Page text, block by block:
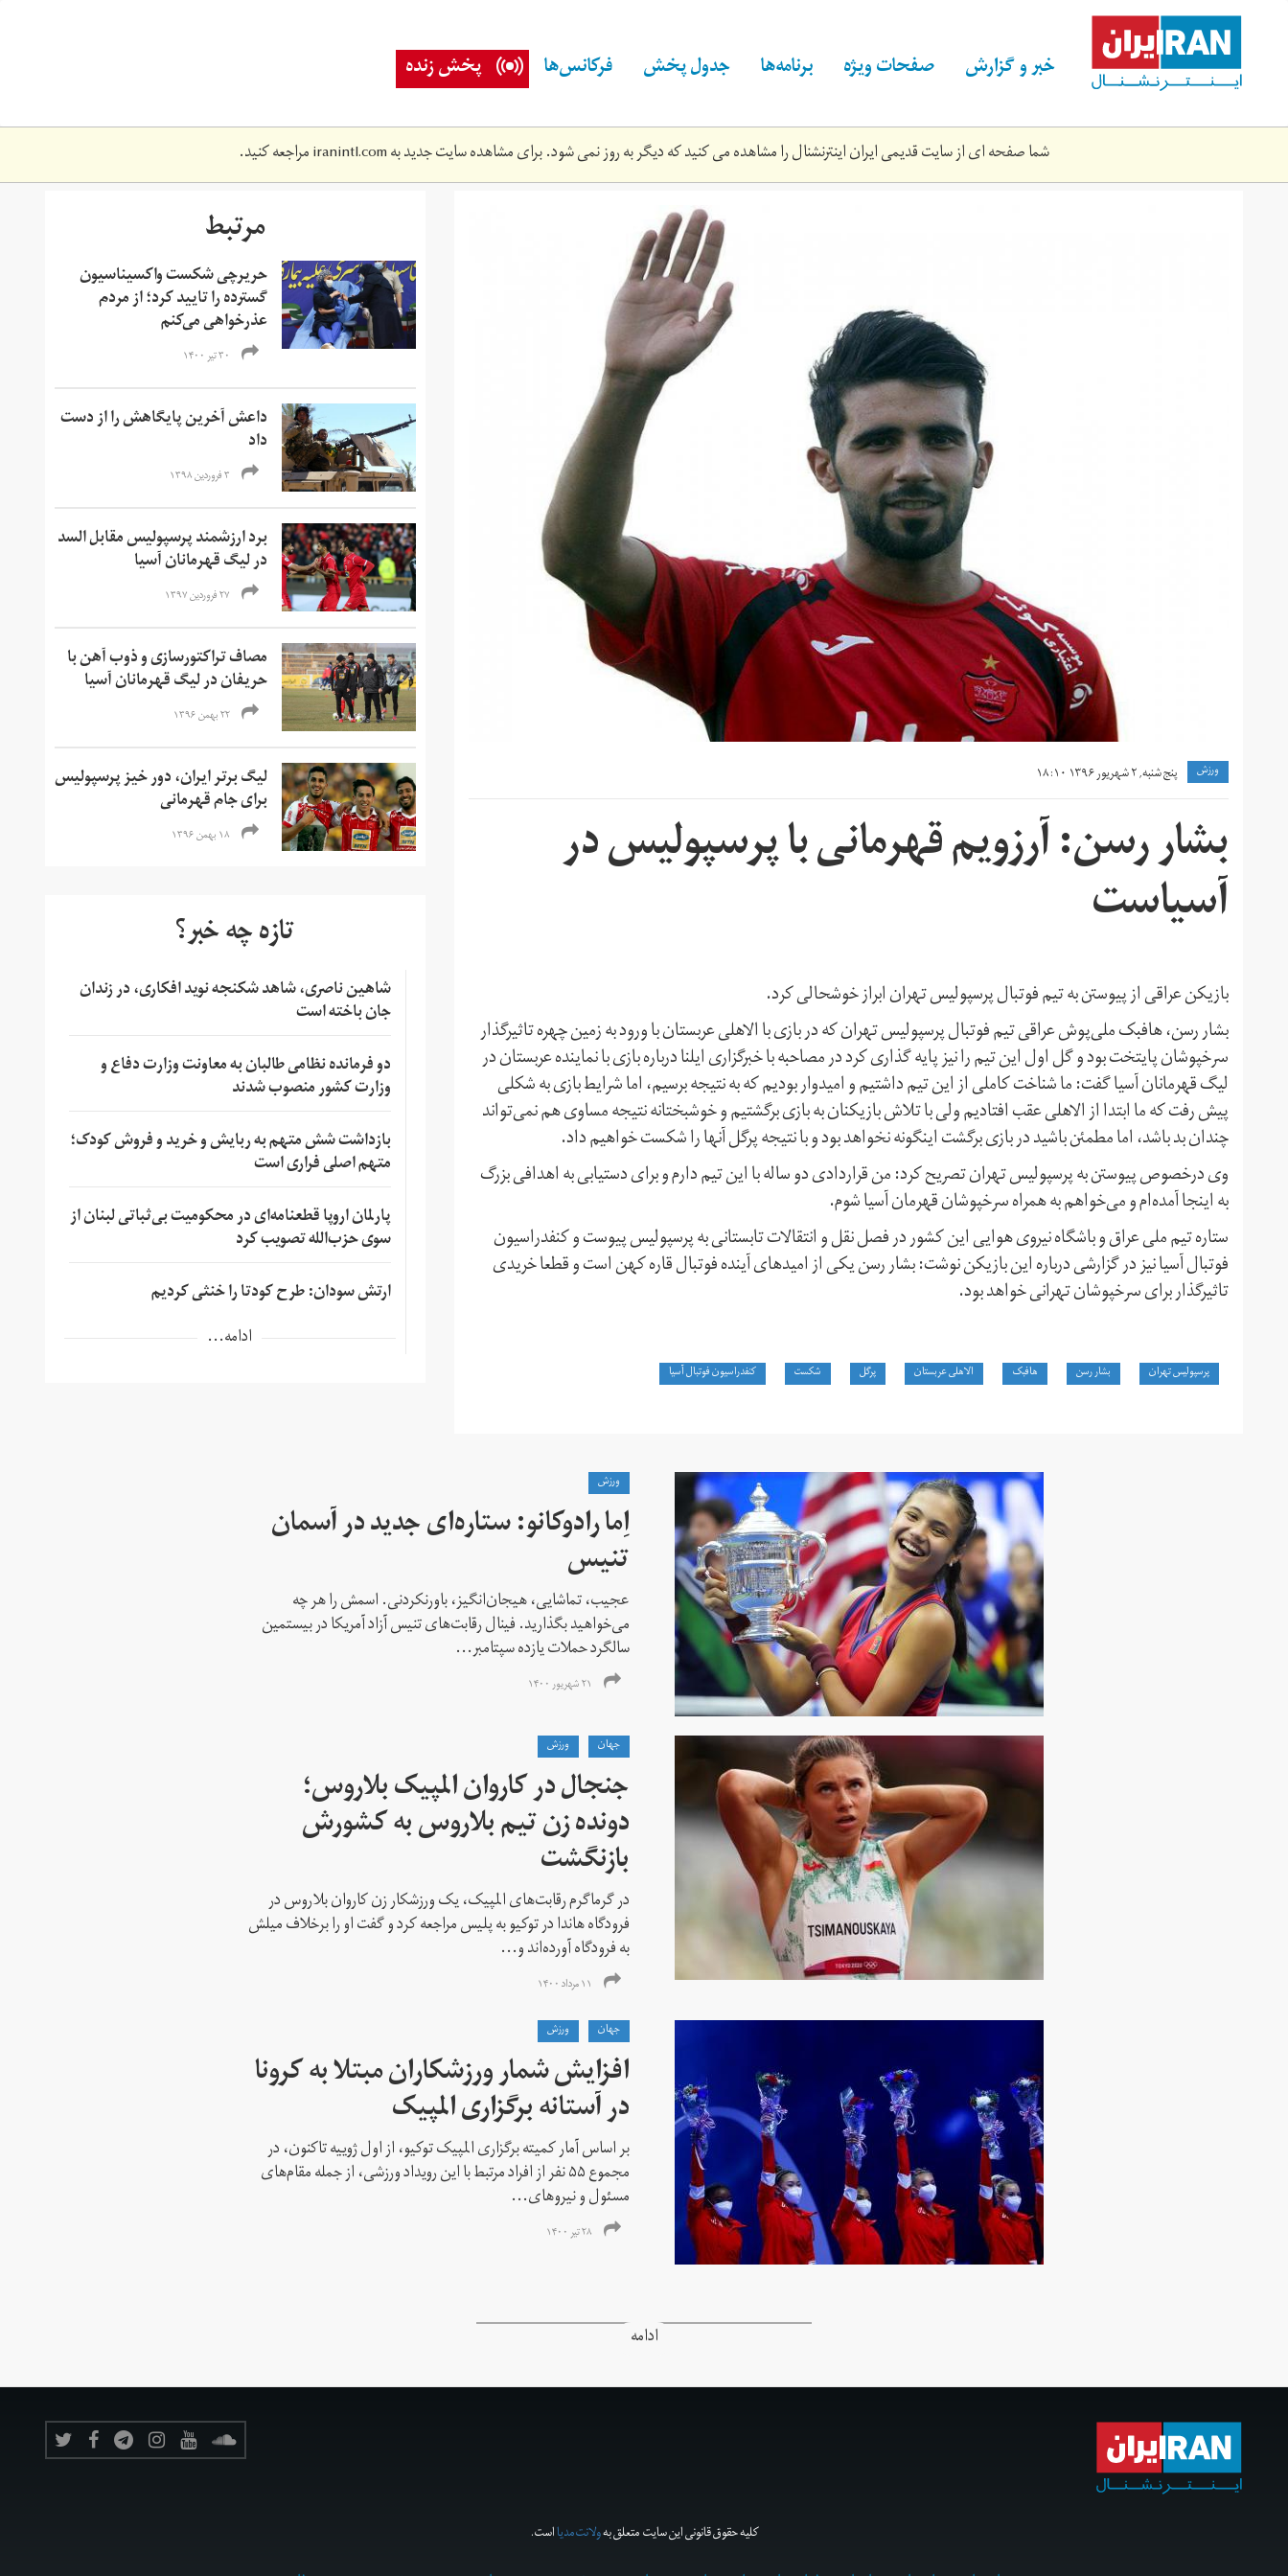
content خبر و گزارش صفحات ویژه برنامه‌ها جدول پخش فرکانس‌ها پخش زنده
شما صفحه ای از سایت قدیمی ایران اینترنشنال را مشاهده می کنید که دیگر به روز نمی شود. برای مشاهده سایت جدید بهiranintl.comمراجعه کنید.
ورزش پنج شنبه, ۲ شهریور ۱۳۹۶ ۱۸:۱۰
بشار رسن: آرزویم قهرمانی با پرسپولیس در
آسیاست
بازیکن عراقی از پیوستن به تیم فوتبال پرسپولیس تهران ابراز خوشحالی کرد.
بشار رسن، هافبک ملی‌پوش عراقی تیم فوتبال پرسپولیس تهران که در بازی با الاهلی عربستان با ورود به زمین چهره تاثیرگذار
سرخپوشان پایتخت بود و گل اول این تیم را نیز پایه گذاری کرد در مصاحبه با خبرگزاری ایلنا درباره بازی با نماینده عربستان در
لیگ قهرمانان آسیا گفت: ما شناخت کاملی از این تیم داشتیم و امیدوار بودیم که به نتیجه برسیم، اما شرایط بازی به شکلی
پیش رفت که ما ابتدا از الاهلی عقب افتادیم ولی با تلاش بازیکنان به بازی برگشتیم و خوشبختانه نتیجه مساوی هم نمی‌تواند
چندان بد باشد، اما مطمئن باشید در بازی برگشت اینگونه نخواهد بود و با نتیجه پرگل آنها را شکست خواهیم داد.
وی درخصوص پیوستن به پرسپولیس تهران تصریح کرد: من قراردادی دو ساله با این تیم دارم و برای دستیابی به اهدافی بزرگ
به اینجا آمده‌ام و می‌خواهم به همراه سرخپوشان قهرمان آسیا شوم.
ستاره تیم ملی عراق و باشگاه نیروی هوایی این کشور در فصل نقل و انتقالات تابستانی به پرسپولیس پیوست و کنفدراسیون
فوتبال آسیا نیز در گزارشی درباره این بازیکن نوشت: بشار رسن یکی از امیدهای آینده فوتبال قاره کهن است و قطعا خریدی
تاثیرگذار برای سرخپوشان تهرانی خواهد بود.
پرسپولیس تهران بشار رسن هافبک الاهلی عربستان پرگل شکست کنفدراسیون فوتبال آسیا
مرتبط
حریرچی شکست واکسیناسیون
گسترده را تایید کرد؛ از مردم
عذرخواهی می‌کنم
۳۰ تیر ۱۴۰۰
داعش آخرین پایگاهش را از دست
داد
۳ فروردین ۱۳۹۸
برد ارزشمند پرسپولیس مقابل السد
در لیگ قهرمانان آسیا
۲۷ فروردین ۱۳۹۷
مصاف تراکتورسازی و ذوب آهن با
حریفان در لیگ قهرمانان آسیا
۲۲ بهمن ۱۳۹۶
لیگ برتر ایران، دور خیز پرسپولیس
برای جام قهرمانی
۱۸ بهمن ۱۳۹۶
تازه چه خبر؟
شاهین ناصری، شاهد شکنجه نوید افکاری، در زندان
جان باخته است
دو فرمانده نظامی طالبان به معاونت وزارت دفاع و
وزارت کشور منصوب شدند
بازداشت شش متهم به ربایش و خرید و فروش کودک؛
متهم اصلی فراری است
پارلمان اروپا قطعنامه‌ای در محکومیت بی‌ثباتی لبنان از
سوی حزب‌الله تصویب کرد
ارتش سودان: طرح کودتا را خنثی کردیم
ادامه...
ورزش
اِما رادوکانو: ستاره‌ای جدید در آسمان
تنیس
عجیب، تماشایی، هیجان‌انگیز، باورنکردنی. اسمش را هر چه
می‌خواهید بگذارید. فینال رقابت‌های تنیس آزاد آمریکا در بیستمین
سالگرد حملات یازده سپتامبر...
۲۱ شهریور ۱۴۰۰
جهان ورزش
جنجال در کاروان المپیک بلاروس؛
دونده زن تیم بلاروس به کشورش
بازنگشت
در گرماگرم رقابت‌های المپیک، یک ورزشکار زن کاروان بلاروس در
فرودگاه هاندا در توکیو به پلیس مراجعه کرد و گفت او را برخلاف میلش
به فرودگاه آورده‌اند و...
۱۱ مرداد ۱۴۰۰
جهان
ورزش
افزایش شمار ورزشکاران مبتلا به کرونا
در آستانه برگزاری المپیک
بر اساس آمار کمیته برگزاری المپیک توکیو، از اول ژوییه تاکنون، در
مجموع ۵۵ نفر از افراد مرتبط با این رویداد ورزشی، از جمله مقام‌های
مسئول و نیروهای...
۲۸ تیر ۱۴۰۰
ادامه
کلیه حقوق قانونی این سایت متعلق بهولانت‌مدیااست.